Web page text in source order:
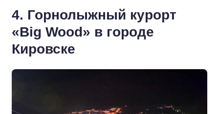
4. Горнолыжный курорт
«Big Wood» в городе
Кировске